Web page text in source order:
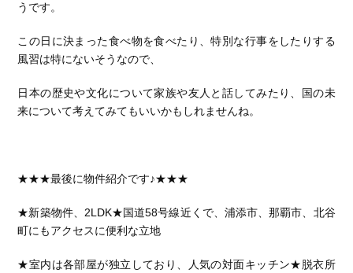
うです。
この日に決まった食べ物を食べたり、特別な行事をしたりする
風習は特にないそうなので、
日本の歴史や文化について家族や友人と話してみたり、国の未
来について考えてみてもいいかもしれませんね。
★★★最後に物件紹介です♪★★★
★新築物件、2LDK★国道58号線近くで、浦添市、那覇市、北谷
町にもアクセスに便利な立地
★室内は各部屋が独立しており、人気の対面キッチン★脱衣所